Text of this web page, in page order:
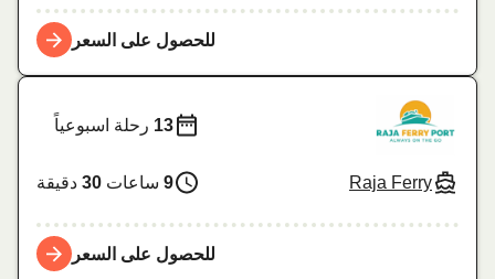
للحصول على السعر
Raja Ferry
13رحلة اسبوعياً
9 ساعات30دقيقة
للحصول على السعر